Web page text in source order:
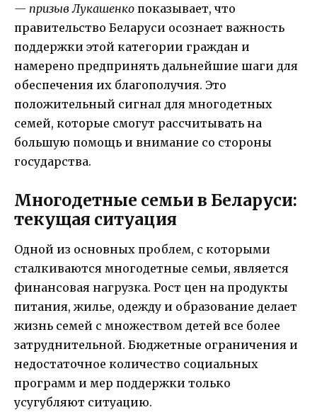
— призыв Лукашенко показывает, что
правительство Беларуси осознает важность
поддержки этой категории граждан и
намерено предпринять дальнейшие шаги для
обеспечения их благополучия. Это
положительный сигнал для многодетных
семей, которые смогут рассчитывать на
большую помощь и внимание со стороны
государства.
Многодетные семьи в Беларуси:
текущая ситуация
Одной из основных проблем, с которыми
сталкиваются многодетные семьи, является
финансовая нагрузка. Рост цен на продукты
питания, жилье, одежду и образование делает
жизнь семей с множеством детей все более
затруднительной. Бюджетные ограничения и
недостаточное количество социальных
программ и мер поддержки только
усугубляют ситуацию.